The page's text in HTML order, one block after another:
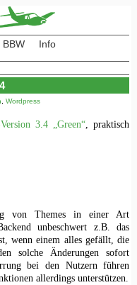
BBW
Info
Wordpress
3.4 „Green“, praktisch
von Themes in einer Art
unbeschwert z.B. das
wenn einem alles gefällt, die
solche Änderungen sofort
bei den Nutzern führen
allerdings unterstützen.